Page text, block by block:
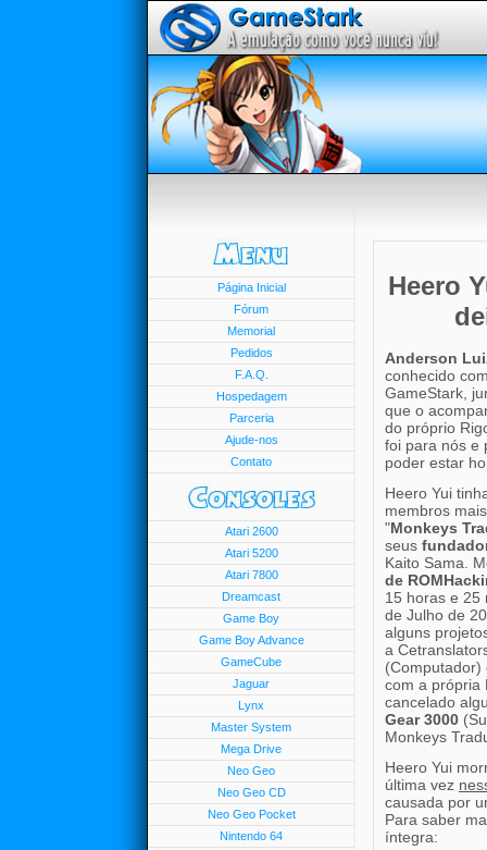
Heero
Anderson
conhecido
GameStark,
que o
do próprio
foi para nós e
poder estar
Heero Yui
membros
"Monkeys
seus
Kaito Sama.
de
15 horas e 25
de Julho de
alguns
a
com a própria
cancelado
Gear 3000
Monkeys
Heero Yui
última vez
causada por
Para saber
íntegra:
Página Inicial
Fórum
Memorial
Pedidos
F.A.Q.
Hospedagem
Parceria
Ajude-nos
Contato
Atari 2600
Atari 5200
Atari 7800
Dreamcast
Game Boy
Game Boy Advance
GameCube
Jaguar
Lynx
Master System
Mega Drive
Neo Geo
Neo Geo CD
Neo Geo Pocket
Nintendo 64